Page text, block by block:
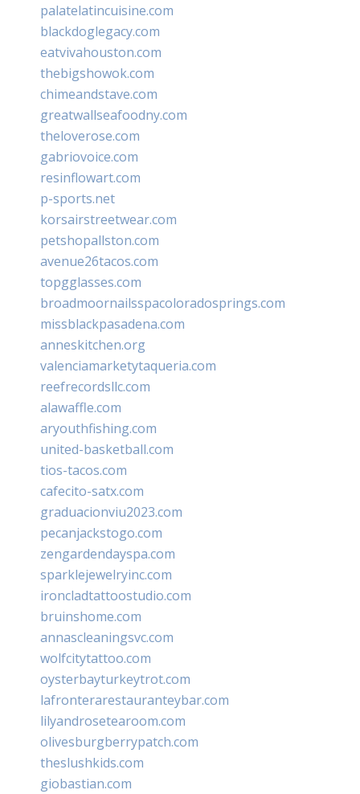
palatelatincuisine.com
blackdoglegacy.com
eatvivahouston.com
thebigshowok.com
chimeandstave.com
greatwallseafoodny.com
theloverose.com
gabriovoice.com
resinflowart.com
p-sports.net
korsairstreetwear.com
petshopallston.com
avenue26tacos.com
topgglasses.com
broadmoornailsspacoloradosprings.com
missblackpasadena.com
anneskitchen.org
valenciamarketytaqueria.com
reefrecordsllc.com
alawaffle.com
aryouthfishing.com
united-basketball.com
tios-tacos.com
cafecito-satx.com
graduacionviu2023.com
pecanjackstogo.com
zengardendayspa.com
sparklejewelryinc.com
ironcladtattoostudio.com
bruinshome.com
annascleaningsvc.com
wolfcitytattoo.com
oysterbayturkeytrot.com
lafronterarestauranteybar.com
lilyandrosetearoom.com
olivesburgberrypatch.com
theslushkids.com
giobastian.com